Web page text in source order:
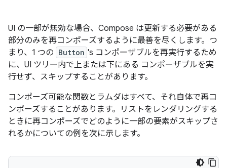
UI の一部が無効な場合、Compose は更新する必要がある
部分のみを再コンポーズするように最善を尽くします。つ
まり、1 つの Button 's コンポーザブルを再実行するため
に、UI ツリー内で上または下にある コンポーザブルを実
行せず、スキップすることがあります。
コンポーズ可能な関数とラムダはすべて、それ自体で再コ
ンポーズすることがあります。リストをレンダリングする
ときに再コンポーズでどのように一部の要素がスキップさ
れるかについての例を次に示します。